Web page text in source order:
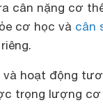
cân nặng cơ
cơ học và cân
và hoạt động
trọng lượng